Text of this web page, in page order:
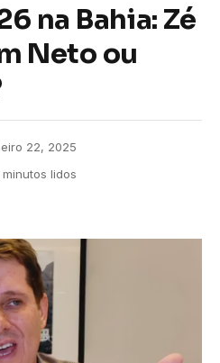
na Bahia: Zé
Neto ou
22, 2025
minutos lidos